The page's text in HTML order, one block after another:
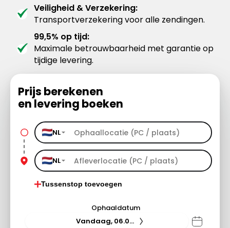
Veiligheid & Verzekering:
Transportverzekering voor alle zendingen.
99,5% op tijd:
Maximale betrouwbaarheid met garantie op
tijdige levering.
Prijs berekenen
en levering boeken
NL
NL
Tussenstop toevoegen
Ophaaldatum
Vandaag, 06.08.26